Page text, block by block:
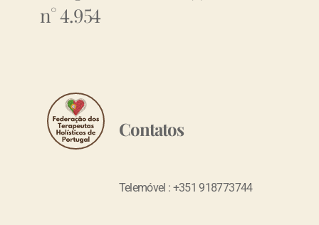
n° 4.954
Contatos
Telemóvel : +351 918773744